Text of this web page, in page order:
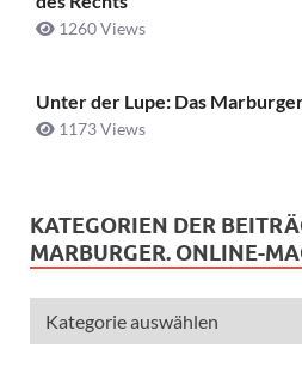
1260 Views
Unter der Lupe: Das
1173 Views
KATEGORIEN DER
MARBURGER. ONLINE-